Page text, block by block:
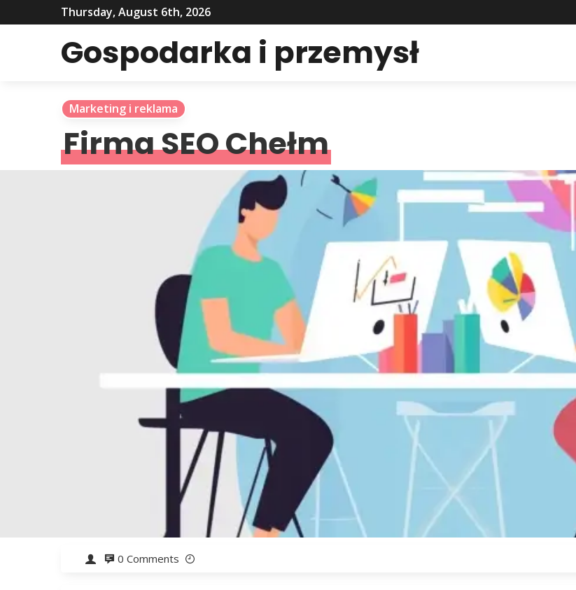
Thursday, August 6th, 2026
Gospodarka i przemysł
Marketing i reklama
Firma SEO Chełm
0 Comments